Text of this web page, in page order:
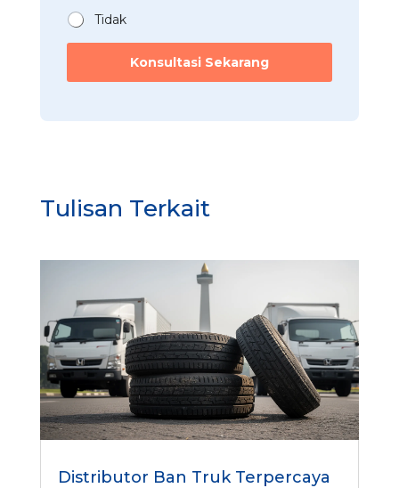
Tidak
Konsultasi Sekarang
Tulisan Terkait
Distributor Ban Truk Terpercaya